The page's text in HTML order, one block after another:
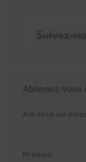
Abonnez-vous
Adresse de
Prénom